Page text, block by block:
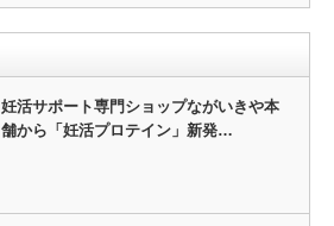
妊活サポート専門ショップながいきや本
舗から「妊活プロテイン」新発…